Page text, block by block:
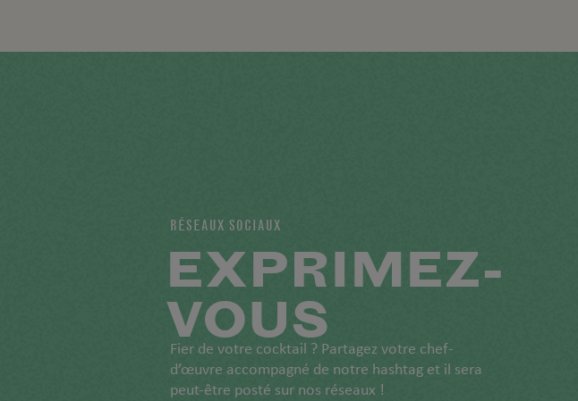
RÉSEAUX SOCIAUX
EXPRIMEZ-
VOUS
Fier de votre cocktail ? Partagez votre chef-
d’œuvre accompagné de notre hashtag et il sera
peut-être posté sur nos réseaux !